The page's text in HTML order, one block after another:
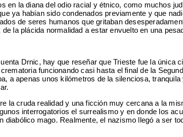
en la diana del odio racial y étnico, como muchos
ya habían sido condenados previamente y que
de seres humanos que gritaban
la plácida normalidad a estar envuelto en una
Drnic, hay que reseñar que Trieste fue la
funcionando casi hasta el final de la
a apenas unos kilómetros de la silenciosa,
la cruda realidad y una ficción muy cercana a la
interrogatorios el surrealismo y en donde los
mago. Realmente, el nazismo llegó a ser